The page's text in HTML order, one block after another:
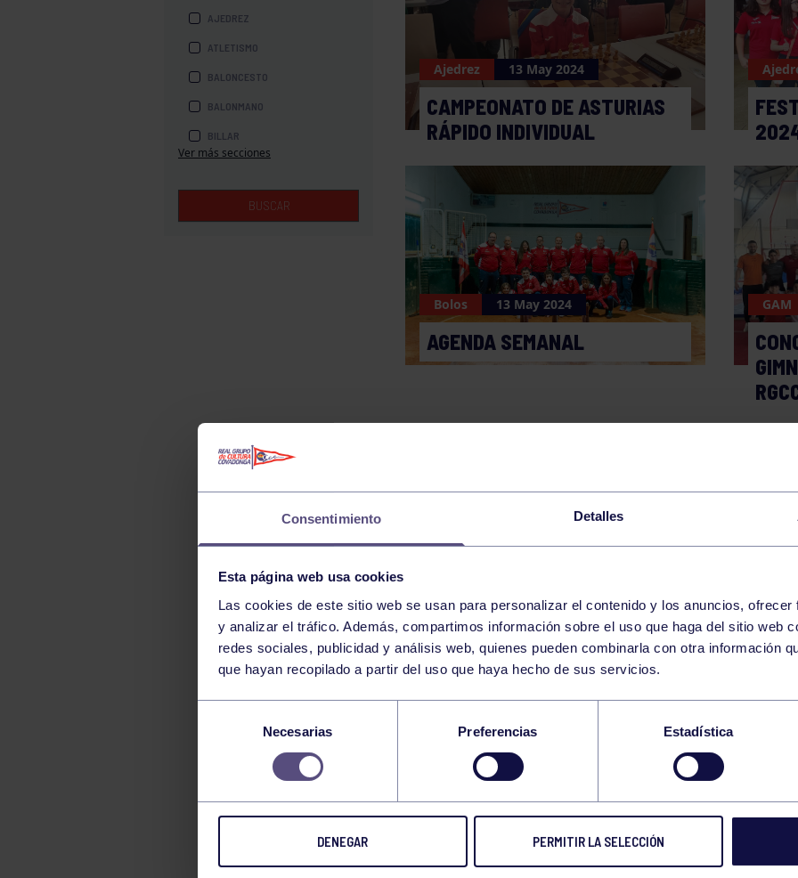
Consentimiento Detalles
Esta página web usa cookies
Las cookies de este sitio web se usan para personalizar el contenido y los anuncios,
y analizar el tráfico. Además, compartimos información sobre el uso que haga del sitio web
redes sociales, publicidad y análisis web, quienes pueden combinarla con otra información
que hayan recopilado a partir del uso que haya hecho de sus servicios.
consentimiento
Necesarias Preferencias Estadística
DENEGAR PERMITIR LA SELECCIÓN
AJEDREZ
ATLETISMO
BALONCESTO
BALONMANO
BILLAR
BOXEO
COROS Y DANZAS
KÁRATE
NATACIÓN
ORFEÓN
PÁDEL
PELOTA
PIRAGÜISMO
Ver más secciones
BUSCAR
Ajedrez 13 May 2024
CAMPEONATO DE ASTURIAS
RÁPIDO INDIVIDUAL
Bolos 13 May 2024
AGENDA SEMANAL
GAM
RESULTADOS DEL FIN DE
SEMANA
Tenis 13 May 2024
GREEN TENIS 2024